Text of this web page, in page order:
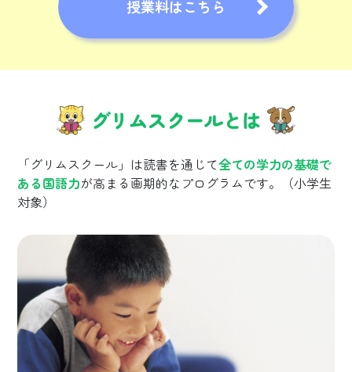
授業料はこちら
グリムスクールとは
「グリムスクール」は読書を通じて全ての学力の基礎で
ある国語力が高まる画期的なプログラムです。（小学生
対象）